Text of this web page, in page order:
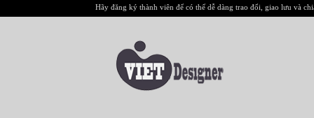
Hãy đăng ký thành viên để có thể dễ dàng trao đổi, giao lưu và